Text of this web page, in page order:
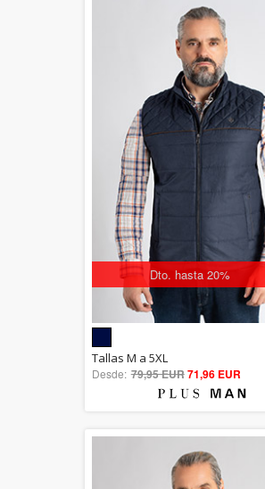
Dto. hasta 20%
out of 5
Tallas M a 5XL
Desde: 79,95 EUR71,96 EUR